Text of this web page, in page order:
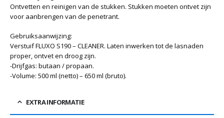
Ontvetten en reinigen van de stukken. Stukken moeten ontvet zijn
voor aanbrengen van de penetrant.
Gebruiksaanwijzing:
Verstuif FLUXO S190 – CLEANER. Laten inwerken tot de lasnaden
proper, ontvet en droog zijn.
-Drijfgas: butaan / propaan.
-Volume: 500 ml (netto) – 650 ml (bruto).
EXTRA INFORMATIE